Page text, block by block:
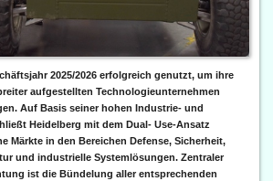
2025/2026 erfolgreich genutzt, um ihre
aufgestellten Technologieunternehmen
Auf Basis seiner hohen Industrie- und
Heidelberg mit dem Dual- Use-Ansatz
Märkte in den Bereichen Defense, Sicherheit,
und industrielle Systemlösungen. Zentraler
ist die Bündelung aller entsprechenden